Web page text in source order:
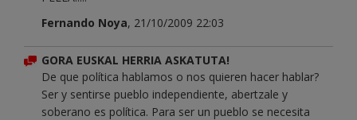
Fernando Noya, 21/10/2009 22:03
GORA EUSKAL HERRIA ASKATUTA!
De que política hablamos o nos quieren hacer hablar?
Ser y sentirse pueblo independiente, abertzale y
soberano es política. Para ser un pueblo se necesita